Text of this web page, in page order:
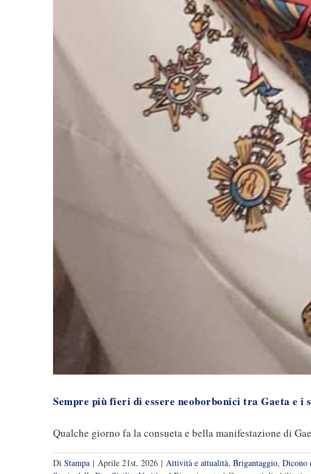
Sempre più fieri di essere neoborbonici tra Gaeta e
Qualche giorno fa la consueta e bella manifestazione di
Di Stampa | Aprile 21st, 2026 | Attività e attualità, Brigantaggio, Dicono